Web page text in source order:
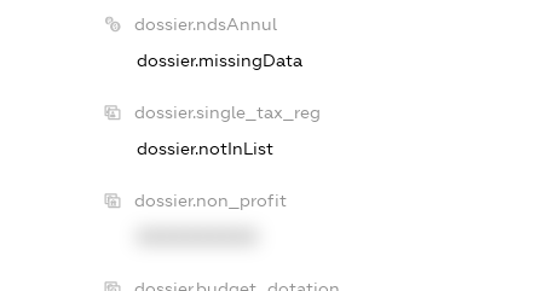
dossier.ndsAnnul
dossier.missingData
dossier.single_tax_reg
dossier.notInList
dossier.non_profit